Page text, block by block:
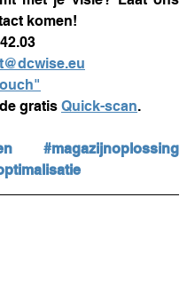
komen!
gratis Quick-scan.
#magazijnoplossing